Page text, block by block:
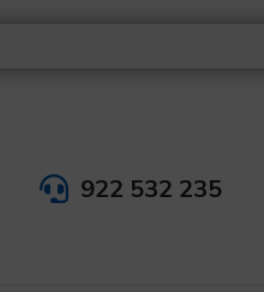
922 532 235